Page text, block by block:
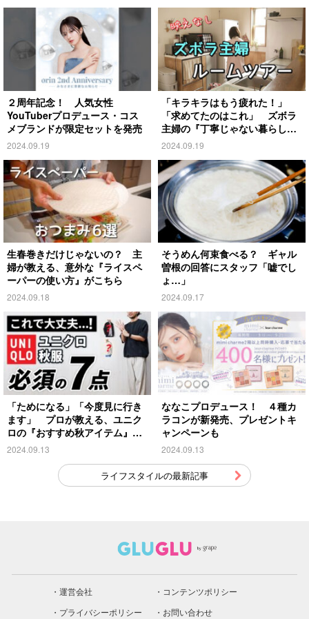
２周年記念！ 人気女性
YouTuberプロデュース・コス
メブランドが限定セットを発売
2024.09.19
「キラキラはもう疲れた！」
「求めてたのはこれ」 ズボラ
主婦の『丁寧じゃない暮らし』
がこちら
2024.09.19
生春巻きだけじゃないの？ 主
婦が教える、意外な『ライスペ
ーパーの使い方』がこちら
2024.09.18
そうめん何束食べる？ ギャル
曽根の回答にスタッフ「嘘でし
ょ…」
2024.09.17
「ためになる」「今度見に行き
ます」 プロが教える、ユニク
ロの『おすすめ秋アイテム』が
こちら
2024.09.13
ななこプロデュース！ ４種カ
ラコンが新発売、プレゼントキ
ャンペーンも
2024.09.13
ライフスタイルの最新記事
運営会社
コンテンツポリシー
プライバシーポリシー
お問い合わせ